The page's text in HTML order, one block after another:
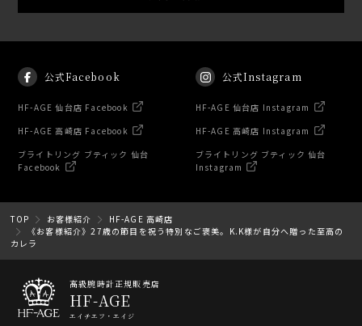
公式Facebook
HF-AGE 仙台店 Facebook
HF-AGE 高崎店 Facebook
ブライトリング ブティック 仙台
Facebook
公式Instagram
HF-AGE 仙台店 Instagram
HF-AGE 高崎店 Instagram
ブライトリング ブティック 仙台
Instagram
TOP お客様紹介
HF-AGE 高崎店
《お客様紹介》27歳の節目を祝う特別なご褒美。K.K様が自分へ贈った至高の
カレラ
高級腕時計正規販売店
HF-AGE
エイチエフ・エイジ